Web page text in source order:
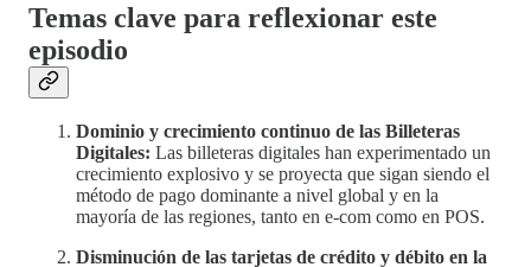
Temas clave para reflexionar este
episodio
Dominio y crecimiento continuo de las Billeteras
Digitales: Las billeteras digitales han experimentado un
crecimiento explosivo y se proyecta que sigan siendo el
método de pago dominante a nivel global y en la
mayoría de las regiones, tanto en e-com como en POS.
Disminución de las tarjetas de crédito y débito en la